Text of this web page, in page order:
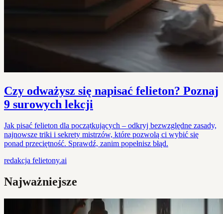
Czy odważysz się napisać felieton? Poznaj
9 surowych lekcji
Jak pisać felieton dla początkujących – odkryj bezwzględne zasady,
najnowsze triki i sekrety mistrzów, które pozwolą ci wybić się
ponad przeciętność. Sprawdź, zanim popełnisz błąd.
redakcja felietony.ai
Najważniejsze